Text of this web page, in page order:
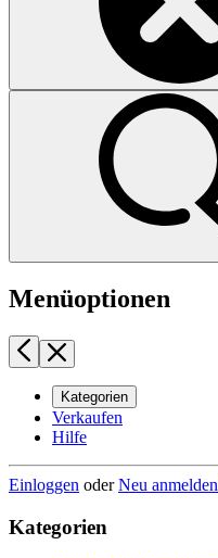
Menüoptionen
Kategorien
Verkaufen
Hilfe
Einloggen oderNeu anmelden
Kategorien